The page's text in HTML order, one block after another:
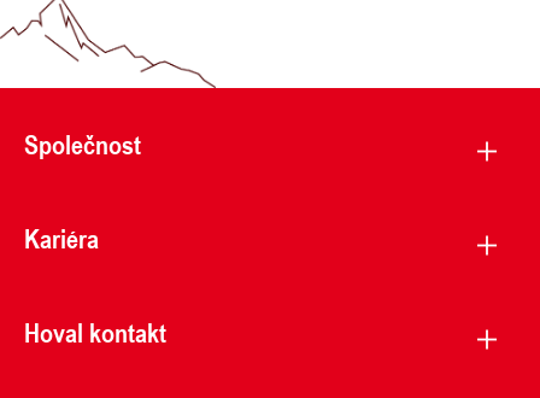
Společnost
Kariéra
Hoval kontakt